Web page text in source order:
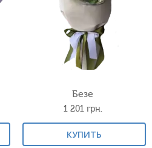
Безе
1 201 грн.
КУПИТЬ